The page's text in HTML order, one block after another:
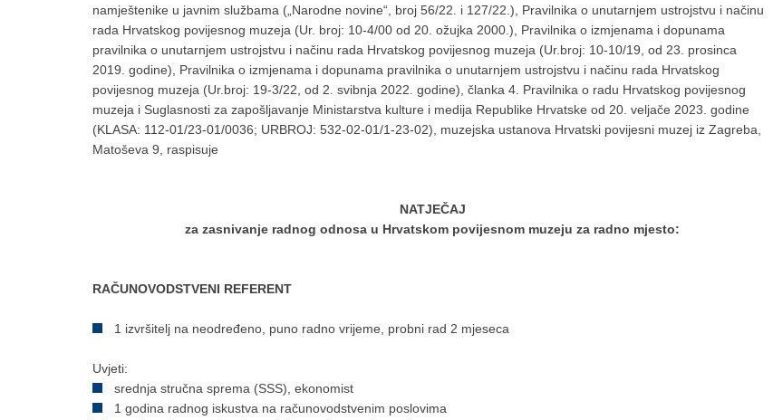
namještenike u javnim službama („Narodne novine“, broj 56/22. i 127/22.), Pravilnika o unutarnjem ustrojstvu i načinu
rada Hrvatskog povijesnog muzeja (Ur. broj: 10-4/00 od 20. ožujka 2000.), Pravilnika o izmjenama i dopunama
pravilnika o unutarnjem ustrojstvu i načinu rada Hrvatskog povijesnog muzeja (Ur.broj: 10-10/19, od 23. prosinca
2019. godine), Pravilnika o izmjenama i dopunama pravilnika o unutarnjem ustrojstvu i načinu rada Hrvatskog
povijesnog muzeja (Ur.broj: 19-3/22, od 2. svibnja 2022. godine), članka 4. Pravilnika o radu Hrvatskog povijesnog
muzeja i Suglasnosti za zapošljavanje Ministarstva kulture i medija Republike Hrvatske od 20. veljače 2023. godine
(KLASA: 112-01/23-01/0036; URBROJ: 532-02-01/1-23-02), muzejska ustanova Hrvatski povijesni muzej iz Zagreba,
Matoševa 9, raspisuje
NATJEČAJ
za zasnivanje radnog odnosa u Hrvatskom povijesnom muzeju za radno mjesto:
RAČUNOVODSTVENI REFERENT
1 izvršitelj na neodređeno, puno radno vrijeme, probni rad 2 mjeseca
Uvjeti:
srednja stručna sprema (SSS), ekonomist
1 godina radnog iskustva na računovodstvenim poslovima